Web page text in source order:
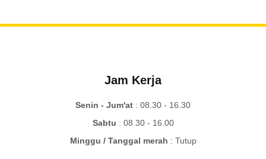
Jam Kerja
Senin - Jum'at : 08.30 - 16.30
Sabtu : 08.30 - 16.00
Minggu / Tanggal merah : Tutup